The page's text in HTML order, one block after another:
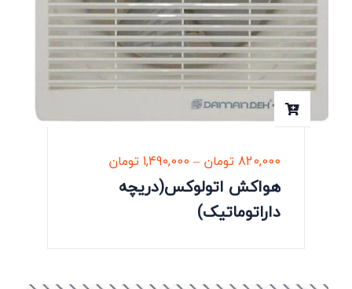
820,000تومان –
1,490,000تومان
هواکش اتولوکس(دریچه
داراتوماتیک)